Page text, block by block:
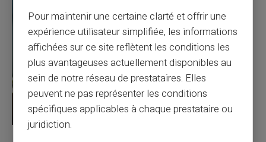
Pour maintenir une certaine clarté et offrir une
expérience utilisateur simplifiée, les informations
affichées sur ce site reflètent les conditions les
plus avantageuses actuellement disponibles au
sein de notre réseau de prestataires. Elles
peuvent ne pas représenter les conditions
spécifiques applicables à chaque prestataire ou
juridiction.